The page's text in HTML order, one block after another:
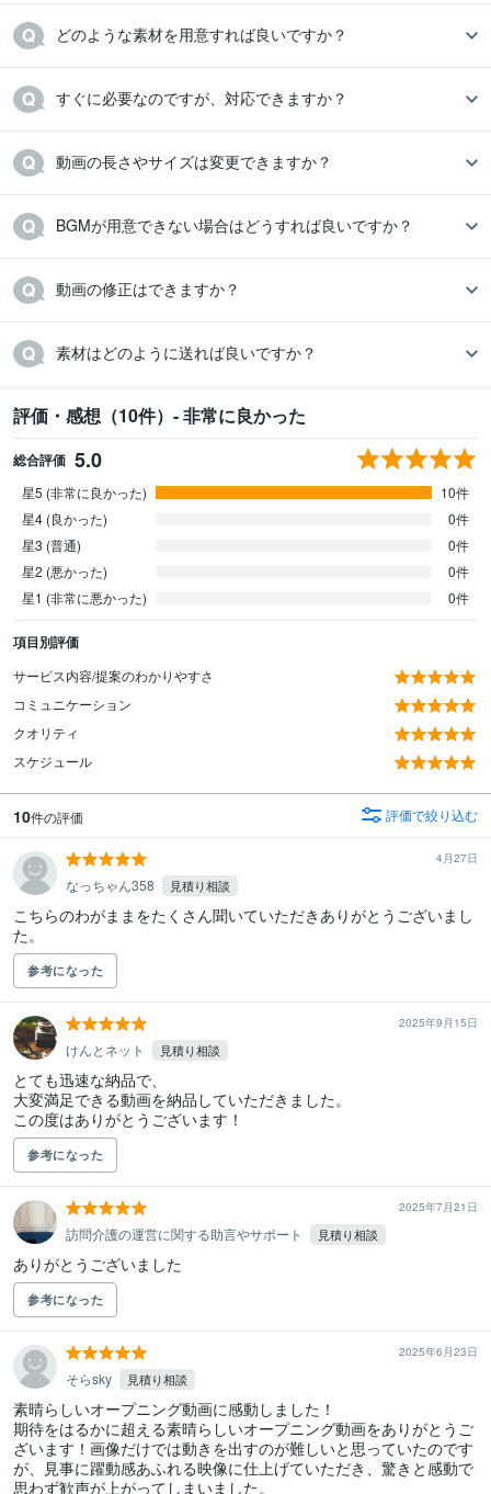
どのような素材を用意すれば良いですか？
すぐに必要なのですが、対応できますか？
動画の長さやサイズは変更できますか？
BGMが用意できない場合はどうすれば良いですか？
動画の修正はできますか？
素材はどのように送れば良いですか？
評価・感想（10件）- 非常に良かった
総合評価 5.0
星5 (非常に良かった)
10件
星4 (良かった)
0件
星3 (普通)
0件
星2 (悪かった)
0件
星1 (非常に悪かった)
0件
項目別評価
サービス内容/提案のわかりやすさ
コミュニケーション
クオリティ
スケジュール
10件の評価 評価で絞り込む
4月27日
なっちゃん358 見積り相談
こちらのわがままをたくさん聞いていただきありがとうございまし
た。
参考になった
2025年9月15日
けんとネット 見積り相談
とても迅速な納品で、
大変満足できる動画を納品していただきました。
この度はありがとうございます！
参考になった
2025年7月21日
訪問介護の運営に関する助言やサポート 見積り相談
ありがとうございました
参考になった
2025年6月23日
そらsky 見積り相談
素晴らしいオープニング動画に感動しました！
期待をはるかに超える素晴らしいオープニング動画をありがとうご
ざいます！画像だけでは動きを出すのが難しいと思っていたのです
が、見事に躍動感あふれる映像に仕上げていただき、驚きと感動で
思わず歓声が上がってしまいました。